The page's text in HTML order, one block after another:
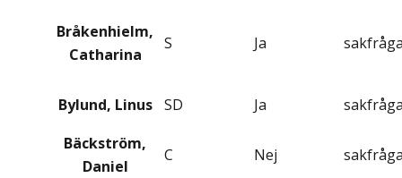
Bråkenhielm,
Catharina
S Ja
Bylund, Linus SD Ja
Bäckström,
Daniel
C Nej